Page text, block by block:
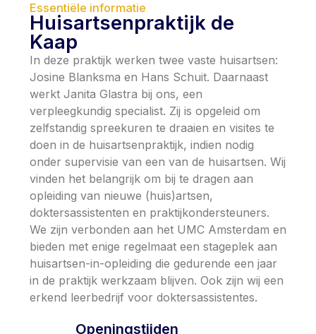
Essentiële informatie
Huisartsenpraktijk de
Kaap
In deze praktijk werken twee vaste huisartsen:
Josine Blanksma en Hans Schuit. Daarnaast
werkt Janita Glastra bij ons, een
verpleegkundig specialist. Zij is opgeleid om
zelfstandig spreekuren te draaien en visites te
doen in de huisartsenpraktijk, indien nodig
onder supervisie van een van de huisartsen. Wij
vinden het belangrijk om bij te dragen aan
opleiding van nieuwe (huis)artsen,
doktersassistenten en praktijkondersteuners.
We zijn verbonden aan het UMC Amsterdam en
bieden met enige regelmaat een stageplek aan
huisartsen-in-opleiding die gedurende een jaar
in de praktijk werkzaam blijven. Ook zijn wij een
erkend leerbedrijf voor doktersassistentes.
Openingstijden